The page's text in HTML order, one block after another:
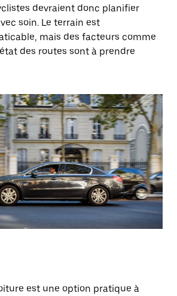
devraient donc planifier
soin. Le terrain est
mais des facteurs comme
des routes sont à prendre
est une option pratique à